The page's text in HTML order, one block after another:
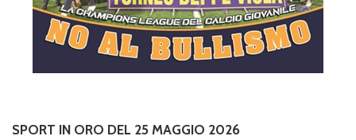
SPORT IN ORO DEL 25 MAGGIO 2026